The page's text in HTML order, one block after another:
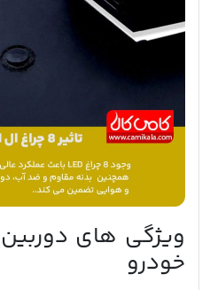
ویژگی های
خودرو